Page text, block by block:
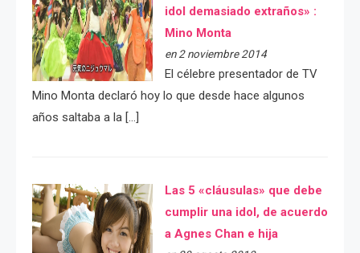
idol demasiado extraños» :
Mino Monta
en 2 noviembre 2014
El célebre presentador de TV
Mino Monta declaró hoy lo que desde hace algunos
años saltaba a la […]
Las 5 «cláusulas» que debe
cumplir una idol, de acuerdo
a Agnes Chan e hija